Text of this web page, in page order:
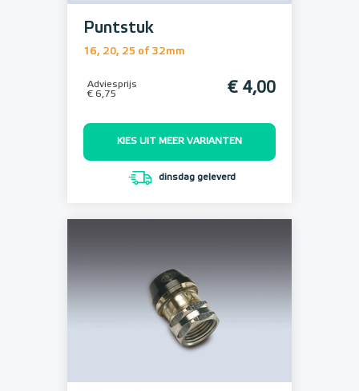
Puntstuk
16, 20, 25 of 32mm
Adviesprijs
€ 6,75
€ 4,00
KIES UIT MEER VARIANTEN
dinsdag geleverd